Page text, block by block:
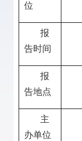
位
报
告时间
报
告地点
主
办单位